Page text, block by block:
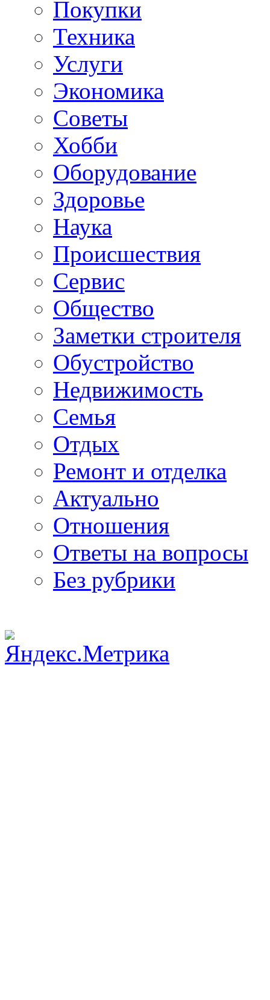
Покупки
Техника
Услуги
Экономика
Советы
Хобби
Oборудование
Здоровье
Наука
Происшествия
Сервис
Общество
Заметки строителя
Обустройство
Недвижимость
Семья
Отдых
Ремонт и отделка
Актуально
Отношения
Ответы на вопросы
Без рубрики